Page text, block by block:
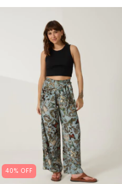
40% OFF